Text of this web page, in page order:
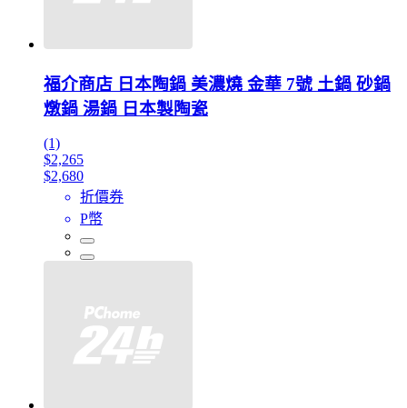
福介商店 日本陶鍋 美濃燒 金華 7號 土鍋 砂鍋
燉鍋 湯鍋 日本製陶瓷
(1)
$2,265
$2,680
折價券
P幣